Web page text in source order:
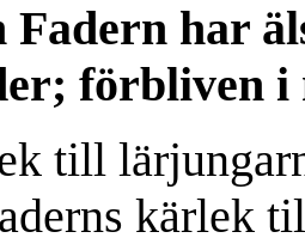
Fadern har
förbliven
till
kärlek